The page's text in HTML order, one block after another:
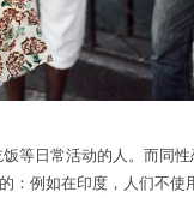
等日常活动的人。而同性
例如在印度，人们不